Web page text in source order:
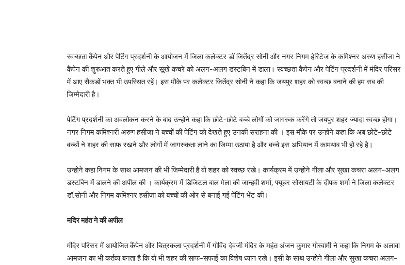
स्वच्छता कैंपेन और पेटिंग प्रदर्शनी के आयोजन में जिला कलेक्टर डॉ जितेंद्र सोनी और नगर निगम हेरिटेज के कमिश्नर अरुण हसीजा ने
कैंपेन की शुरुआत करते हुए गीले और सूखे कचरे को अलग-अलग डस्टबिन में डाला। स्वच्छता कैंपेन और पेटिंग प्रदर्शनी में मंदिर परिसर
में आए सैकडों भक्त भी उपस्थित रहें। इस मौके पर कलेक्टर जितेंद्र सोनी ने कहा कि जयपुर शहर को स्वच्छ बनाने की हम सब की
जिम्मेदारी है।
पेटिंग प्रदर्शनी का अवलोकन करने के बाद उन्होने कहा कि छोटे-छोटे बच्चे लोगों को जागरुक करेंगे तो जयपुर शहर ज्यादा स्वच्छ होगा।
नगर निगम कमिश्नरी अरुण हसीजा ने बच्चों की पेटिंग को देखते हुए उनकी सराहना की । इस मौके पर उन्होने कहा कि अब छोटे-छोटे
बच्चों ने शहर की साफ रखने और लोगों में जागरुकता लाने का जिम्मा उठाया है और बच्चे इस अभियान में कामयाब भी हो रहे है।
उन्होने कहा निगम के साथ आमजन की भी जिम्मेदारी है वो शहर को स्वच्छ रखे। कार्यक्रम में उन्होने गीला और सुखा कचरा अलग-अलग
डस्टबिन में डालने की अपील की । कार्यक्रम में डिजिटल बाल मेला की जान्हवी शर्मा, फ्यूचर सोसायटी के दीपक शर्मा ने जिला कलेक्टर
डॉ.सोनी और निगम कमिश्नर हसीजा को बच्चों की ओर से बनाई गई पेंटिंग भेंट की।
मदिर महंत ने की अपील
मंदिर परिसर में आयोजित कैंपेन और चित्रकला प्रदर्शनी में गोविंद देवजी मंदिर के महंत अंजन कुमार गोस्वामी ने कहा कि निगम के अलावा
आमजन का भी कर्तव्य बनता है कि वो भी शहर की साफ-सफाई का विशेष ध्यान रखे। इसी के साथ उन्होने गीला और सुखा कचरा अलग-